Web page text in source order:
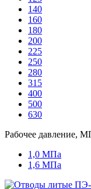
140
160
180
200
225
250
280
315
400
500
630
Рабочее давление,
1,0 МПа
1,6 МПа